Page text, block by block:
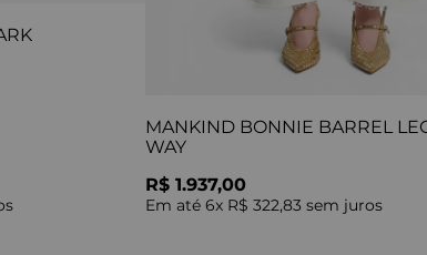
MANKIND BONNIE BARREL
WAY
R$ 1.937,00
Em até 6x R$ 322,83 sem juros